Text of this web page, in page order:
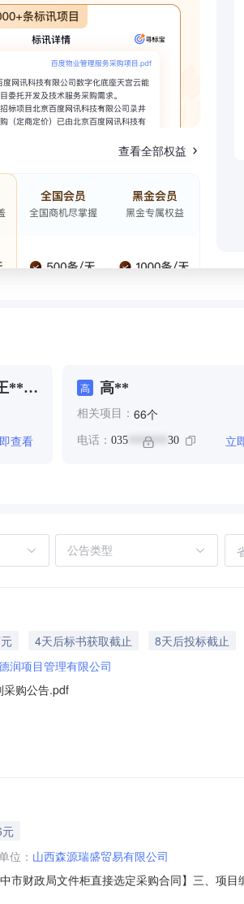
查看全部权益
**、
查看
高 高**
相关项目： 66个
电话： 035 ******* 30 立
4天后标书获取截止
8天后投标截止
润项目管理有限公司
采购公告.pdf
位： 山西森源瑞盛贸易有限公司
财政局文件柜直接选定采购合同】三、项